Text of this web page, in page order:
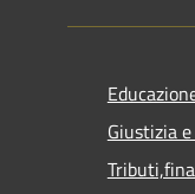
Giustizia